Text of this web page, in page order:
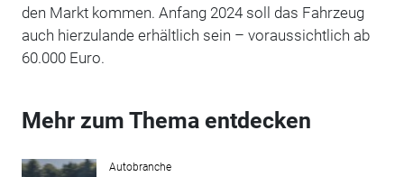
den Markt kommen. Anfang 2024 soll das Fahrzeug
auch hierzulande erhältlich sein – voraussichtlich ab
60.000 Euro.
Mehr zum Thema entdecken
Autobranche